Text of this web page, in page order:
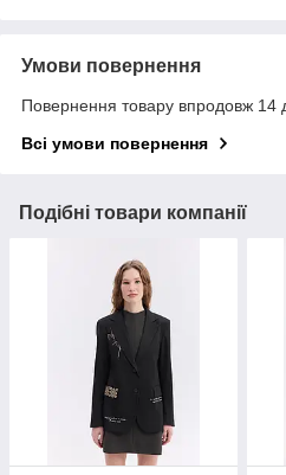
Умови повернення
Повернення товару впродовж 14
Всі умови повернення
Подібні товари компанії